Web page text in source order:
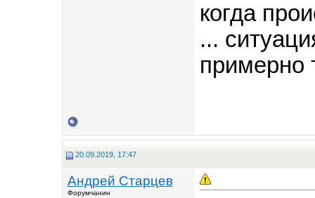
когда
...
примерно
20.09.2019, 17:47
Андрей Старцев
Форумчанин